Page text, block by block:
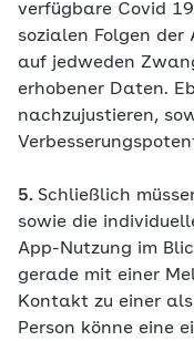
verfügbare Covid
sozialen Folgen der
auf jedweden
erhobener Daten.
nachzujustieren,
5. Schließlich
sowie die
App-Nutzung im
gerade mit einer
Kontakt zu einer
Person könne eine